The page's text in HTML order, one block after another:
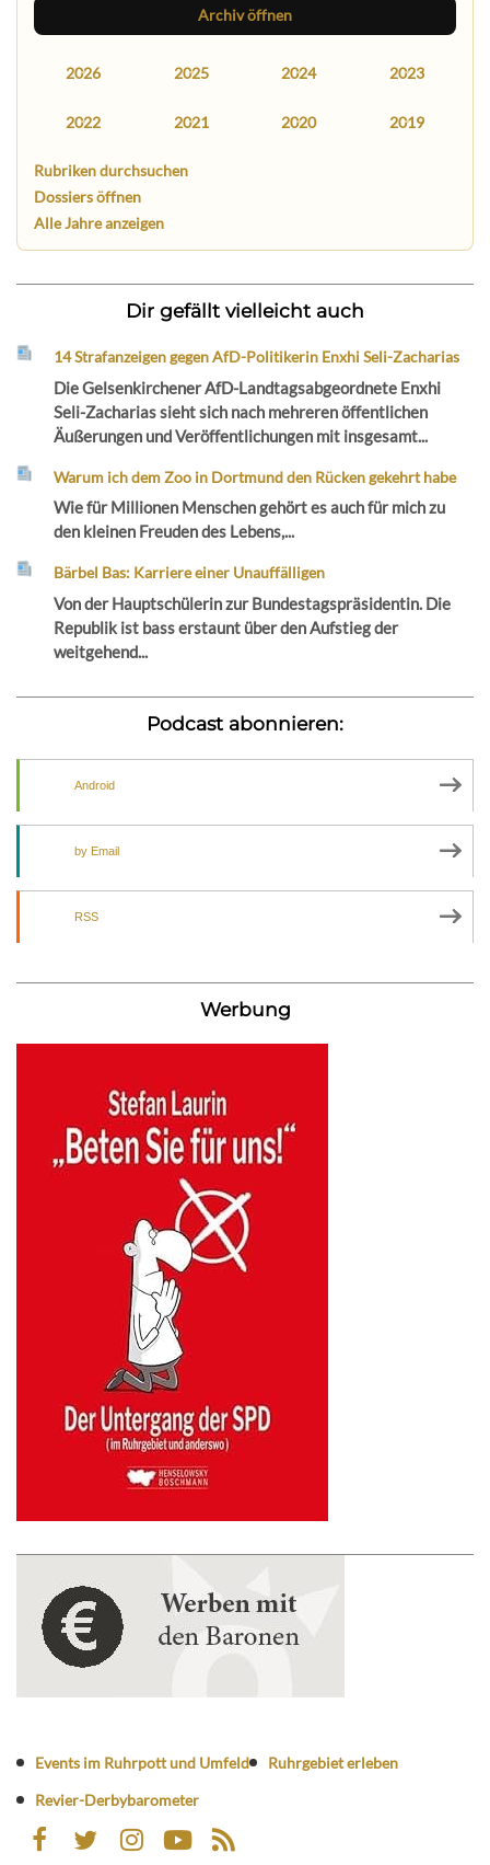
Archiv öffnen
2026 2025 2024 2023
2022 2021 2020 2019
Rubriken durchsuchen
Dossiers öffnen
Alle Jahre anzeigen
Dir gefällt vielleicht auch
14 Strafanzeigen gegen AfD-Politikerin Enxhi Seli-Zacharias
Die Gelsenkirchener AfD-Landtagsabgeordnete Enxhi
Seli-Zacharias sieht sich nach mehreren öffentlichen
Äußerungen und Veröffentlichungen mit insgesamt...
Warum ich dem Zoo in Dortmund den Rücken gekehrt habe
Wie für Millionen Menschen gehört es auch für mich zu
den kleinen Freuden des Lebens,...
Bärbel Bas: Karriere einer Unauffälligen
Von der Hauptschülerin zur Bundestagspräsidentin. Die
Republik ist bass erstaunt über den Aufstieg der
weitgehend...
Podcast abonnieren:
Android
by Email
RSS
Werbung
Events im Ruhrpott und Umfeld
Ruhrgebiet erleben
Revier-Derbybarometer